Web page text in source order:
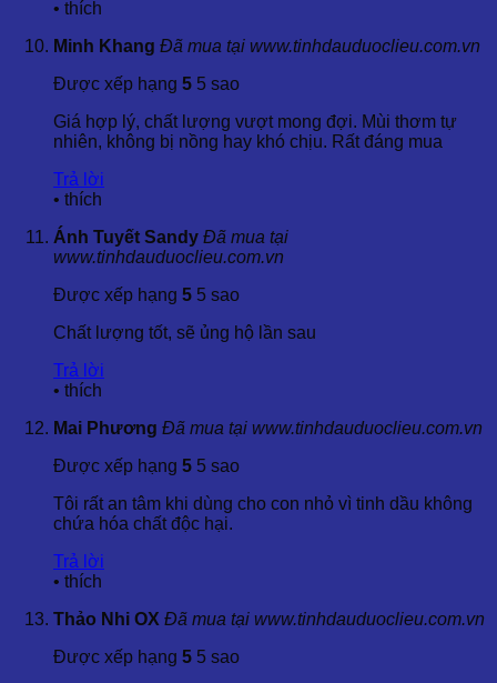
▶️ Thông Tin Sản Phẩm:
🔀 Bài Viết Liên Quan:
📌 Thông Tin Quan Trọng:
KHUYẾN MÃI | ĐỐI TÁC
🏠 Về Công Ty TNHH Tinh Dầu Thảo Dược Dalosa Việt
🍀 Giới Thiệu |Liên Hệ |Kênh Video | Chính Sách
TINH DẦU THIÊN NHIÊN
📞 Liên Hệ Mua Hàng:
☎ Hotline | Zalo | Whatsapp | Skype:0967227899
• thích
Minh Khang Đã mua tại www.tinhdauduoclieu.com.vn
Được xếp hạng 5 5 sao
Giá hợp lý, chất lượng vượt mong đợi. Mùi thơm tự
nhiên, không bị nồng hay khó chịu. Rất đáng mua
Trả lời
• thích
Ánh Tuyết Sandy Đã mua tại
www.tinhdauduoclieu.com.vn
Được xếp hạng 5 5 sao
Chất lượng tốt, sẽ ủng hộ lần sau
Trả lời
• thích
Mai Phương Đã mua tại www.tinhdauduoclieu.com.vn
Được xếp hạng 5 5 sao
Tôi rất an tâm khi dùng cho con nhỏ vì tinh dầu không
chứa hóa chất độc hại.
Trả lời
• thích
Thảo Nhi OX Đã mua tại www.tinhdauduoclieu.com.vn
Được xếp hạng 5 5 sao